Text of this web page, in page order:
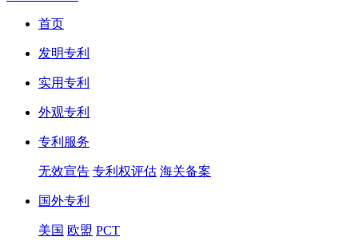
首页
发明专利
实用专利
外观专利
专利服务
无效宣告 专利权评估 海关备案
国外专利
美国 欧盟 PCT